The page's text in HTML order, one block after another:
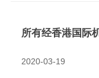
所有经香港国际
2020-03-19